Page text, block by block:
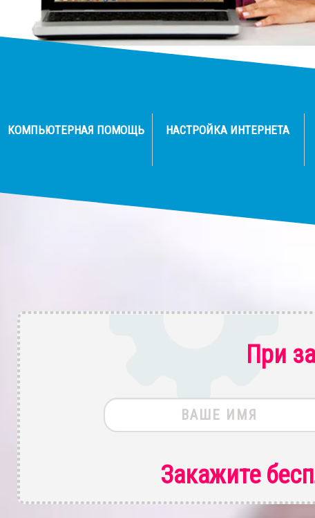
КОМПЬЮТЕРНАЯ ПОМОЩЬ НАСТРОЙКА ИНТЕРНЕТА
При
Закажите